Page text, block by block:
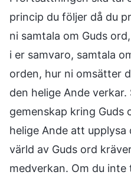
princip du följer då du
ni samtala om Guds
i er samvaro, samtala
orden, hur ni omsätter
den helige Ande verkar.
gemenskap kring Guds
helige Ande att
värld av Guds ord
medverkan. Om du